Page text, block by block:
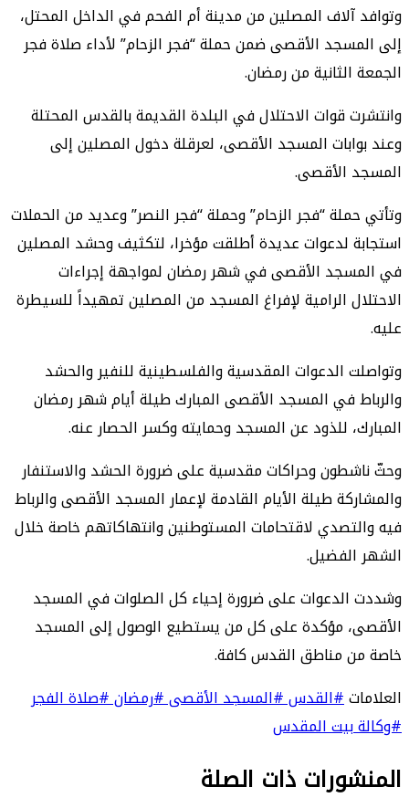
وتوافد آلاف المصلين من مدينة أم الفحم في الداخل المحتل،
إلى المسجد الأقصى ضمن حملة “فجر الزحام” لأداء صلاة فجر
الجمعة الثانية من رمضان.
وانتشرت قوات الاحتلال في البلدة القديمة بالقدس المحتلة
وعند بوابات المسجد الأقصى، لعرقلة دخول المصلين إلى
المسجد الأقصى.
وتأتي حملة “فجر الزحام” وحملة “فجر النصر” وعديد من الحملات
استجابة لدعوات عديدة أطلقت مؤخرا، لتكثيف وحشد المصلين
في المسجد الأقصى في شهر رمضان لمواجهة إجراءات
الاحتلال الرامية لإفراغ المسجد من المصلين تمهيداً للسيطرة
عليه.
وتواصلت الدعوات المقدسية والفلسطينية للنفير والحشد
والرباط في المسجد الأقصى المبارك طيلة أيام شهر رمضان
المبارك، للذود عن المسجد وحمايته وكسر الحصار عنه.
وحثّ ناشطون وحراكات مقدسية على ضرورة الحشد والاستنفار
والمشاركة طيلة الأيام القادمة لإعمار المسجد الأقصى والرباط
فيه والتصدي لاقتحامات المستوطنين وانتهاكاتهم خاصة خلال
الشهر الفضيل.
وشددت الدعوات على ضرورة إحياء كل الصلوات في المسجد
الأقصى، مؤكدة على كل من يستطيع الوصول إلى المسجد
خاصة من مناطق القدس كافة.
العلامات#القدس#المسجد الأقصى#رمضان#صلاة الفجر
#وكالة بيت المقدس
المنشورات ذات الصلة